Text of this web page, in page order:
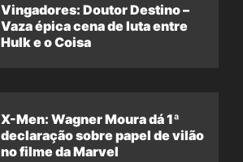
Vingadores: Doutor Destino –
Vaza épica cena de luta entre
Hulk e o Coisa
X-Men: Wagner Moura dá 1ª
declaração sobre papel de vilão
no filme da Marvel